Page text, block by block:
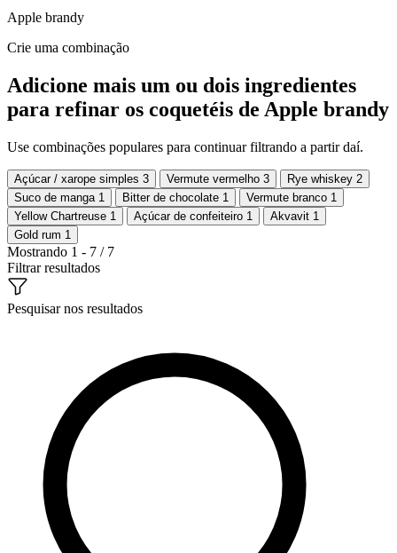
Apple brandy
Crie uma combinação
Adicione mais um ou dois ingredientes
para refinar os coquetéis de Apple brandy
Use combinações populares para continuar filtrando a partir daí.
Açúcar / xarope simples 3 Vermute vermelho 3 Rye whiskey 2
Suco de manga 1 Bitter de chocolate 1 Vermute branco 1
Yellow Chartreuse 1 Açúcar de confeiteiro 1 Akvavit 1
Gold rum 1
Mostrando 1 - 7 / 7
Filtrar resultados
Pesquisar nos resultados